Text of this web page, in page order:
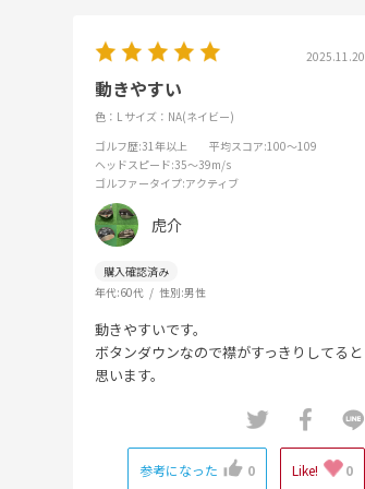
2025.11.20
動きやすい
色：L サイズ：NA(ネイビー)
ゴルフ歴:31年以上 平均スコア:100～109
ヘッドスピード:35～39m/s
ゴルファータイプ:アクティブ
虎介
年代:60代 性別:男性
動きやすいです。
ボタンダウンなので襟がすっきりしてると
思います。
参考になった 0 Like! 0